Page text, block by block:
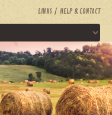
LINKS HELP & CONTACT